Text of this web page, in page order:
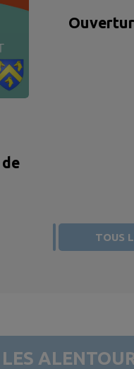
TOUS
LES